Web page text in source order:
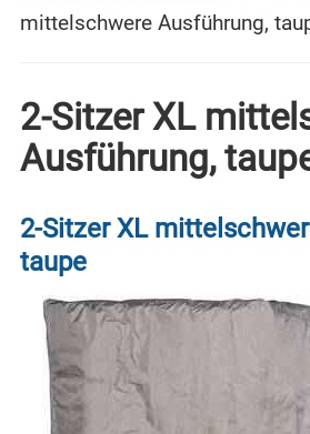
mittelschwere Ausführung,
2-Sitzer XL
Ausführung,
2-Sitzer XL
taupe